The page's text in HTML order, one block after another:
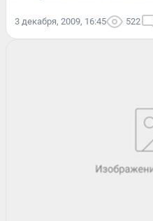
3 декабря, 2009, 16:45 522